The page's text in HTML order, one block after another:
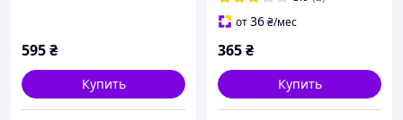
595₴
Купить
камнями
от36₴/мес
365₴
Купить